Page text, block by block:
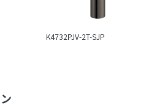
K4732PJV-2T-SJP